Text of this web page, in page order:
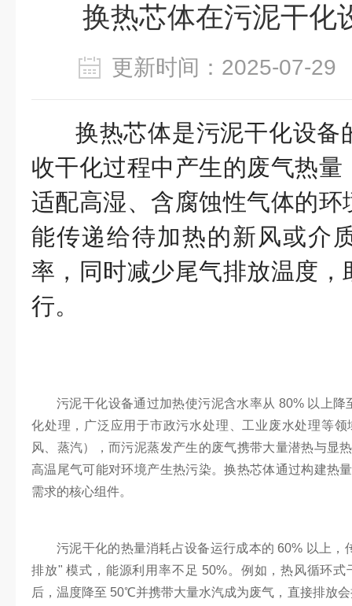
换热芯体在污泥干化
更新时间：2025-07-
换热芯体是污泥干化设备
收干化过程中产生的废气热
适配高湿、含腐蚀性气体的
能传递给待加热的新风或介
率，同时减少尾气排放温度
行。
污泥干化设备通过加热使污泥含水率从 80% 以上
化处理，广泛应用于市政污水处理、工业废水处理等
风、蒸汽），而污泥蒸发产生的废气携带大量潜热与显
高温尾气可能对环境产生热污染。换热芯体通过构建热
需求的核心组件。
污泥干化的热量消耗占设备运行成本的 60% 以上，
排放" 模式，能源利用率不足 50%。例如，热风循环
后，温度降至 50℃并携带大量水汽成为废气，直接排放